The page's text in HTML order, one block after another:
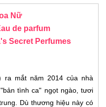
Nữ
de parfum
Secret Perfumes
ra mắt năm 2014 của nhà
tình ca" ngọt ngào, tươi
Dù thương hiệu này có